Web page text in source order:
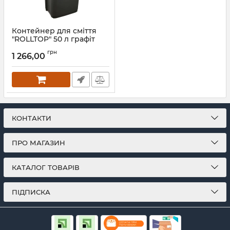
Контейнер для сміття
"ROLLTOP" 50 л графіт
Артикул: 0455.2
1 266,00 грн
КОНТАКТИ
ПРО МАГАЗИН
КАТАЛОГ ТОВАРІВ
ПІДПИСКА